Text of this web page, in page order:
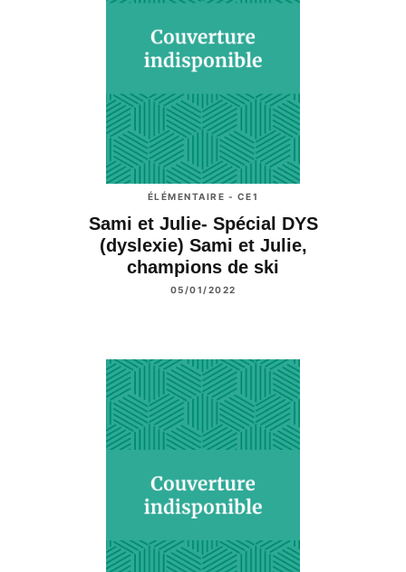
ÉLÉMENTAIRE - CE1
Sami et Julie- Spécial DYS
(dyslexie) Sami et Julie,
champions de ski
05/01/2022